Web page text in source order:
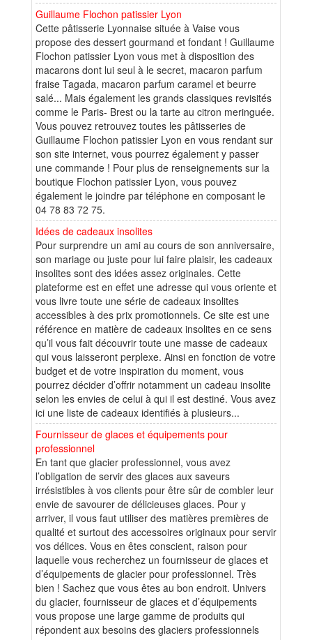
Guillaume Flochon patissier Lyon
Cette pâtisserie Lyonnaise située à Vaise vous
propose des dessert gourmand et fondant ! Guillaume
Flochon patissier Lyon vous met à disposition des
macarons dont lui seul à le secret, macaron parfum
fraise Tagada, macaron parfum caramel et beurre
salé... Mais également les grands classiques revisités
comme le Paris- Brest ou la tarte au citron meringuée.
Vous pouvez retrouvez toutes les pâtisseries de
Guillaume Flochon patissier Lyon en vous rendant sur
son site internet, vous pourrez également y passer
une commande ! Pour plus de renseignements sur la
boutique Flochon patissier Lyon, vous pouvez
également le joindre par téléphone en composant le
04 78 83 72 75.
Idées de cadeaux insolites
Pour surprendre un ami au cours de son anniversaire,
son mariage ou juste pour lui faire plaisir, les cadeaux
insolites sont des idées assez originales. Cette
plateforme est en effet une adresse qui vous oriente et
vous livre toute une série de cadeaux insolites
accessibles à des prix promotionnels. Ce site est une
référence en matière de cadeaux insolites en ce sens
qu’il vous fait découvrir toute une masse de cadeaux
qui vous laisseront perplexe. Ainsi en fonction de votre
budget et de votre inspiration du moment, vous
pourrez décider d’offrir notamment un cadeau insolite
selon les envies de celui à qui il est destiné. Vous avez
ici une liste de cadeaux identifiés à plusieurs...
Fournisseur de glaces et équipements pour
professionnel
En tant que glacier professionnel, vous avez
l’obligation de servir des glaces aux saveurs
irrésistibles à vos clients pour être sûr de combler leur
envie de savourer de délicieuses glaces. Pour y
arriver, il vous faut utiliser des matières premières de
qualité et surtout des accessoires originaux pour servir
vos délices. Vous en êtes conscient, raison pour
laquelle vous recherchez un fournisseur de glaces et
d’équipements de glacier pour professionnel. Très
bien ! Sachez que vous êtes au bon endroit. Univers
du glacier, fournisseur de glaces et d’équipements
vous propose une large gamme de produits qui
répondent aux besoins des glaciers professionnels